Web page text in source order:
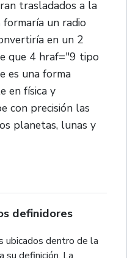
trasladados a la
formaría un radio
en un 2
que 4 hraf="9 tipo
es una forma
en física y
con precisión las
planetas, lunas y
definidores
ubicados dentro de la